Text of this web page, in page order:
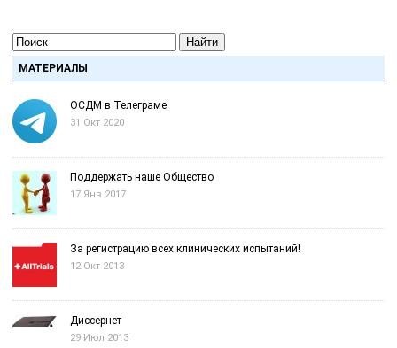
Найти
МАТЕРИАЛЫ
ОСДМ в Телеграме
31 Окт 2020
Поддержать наше Общество
17 Янв 2017
За регистрацию всех клинических испытаний!
12 Окт 2013
Диссернет
29 Июл 2013